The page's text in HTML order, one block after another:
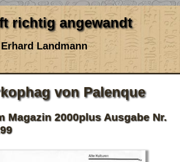
richtig angewandt
Landmann
von Palenque
2000plus Ausgabe Nr.